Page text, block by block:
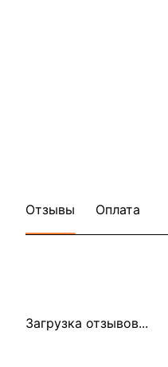
Отзывы Оплата
Загрузка отзывов...